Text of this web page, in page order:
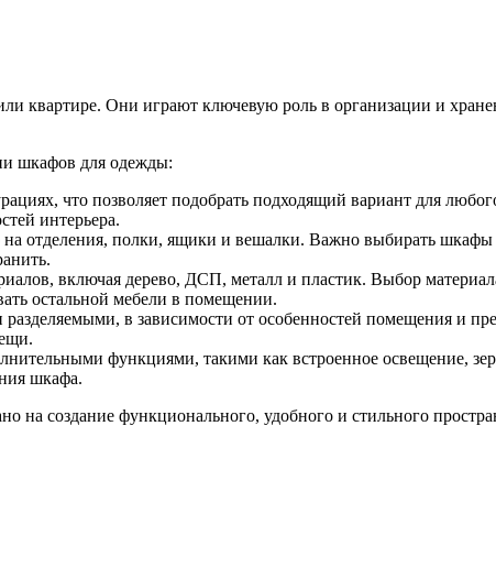
Они играют ключевую роль в организации и
шкафов для одежды:
что позволяет подобрать подходящий вариант для
интерьера.
на отделения, полки, ящики и вешалки. Важно выбирать
включая дерево, ДСП, металл и пластик. Выбор
остальной мебели в помещении.
в зависимости от особенностей помещения и
функциями, такими как встроенное освещение,
шкафа.
создание функционального, удобного и стильного